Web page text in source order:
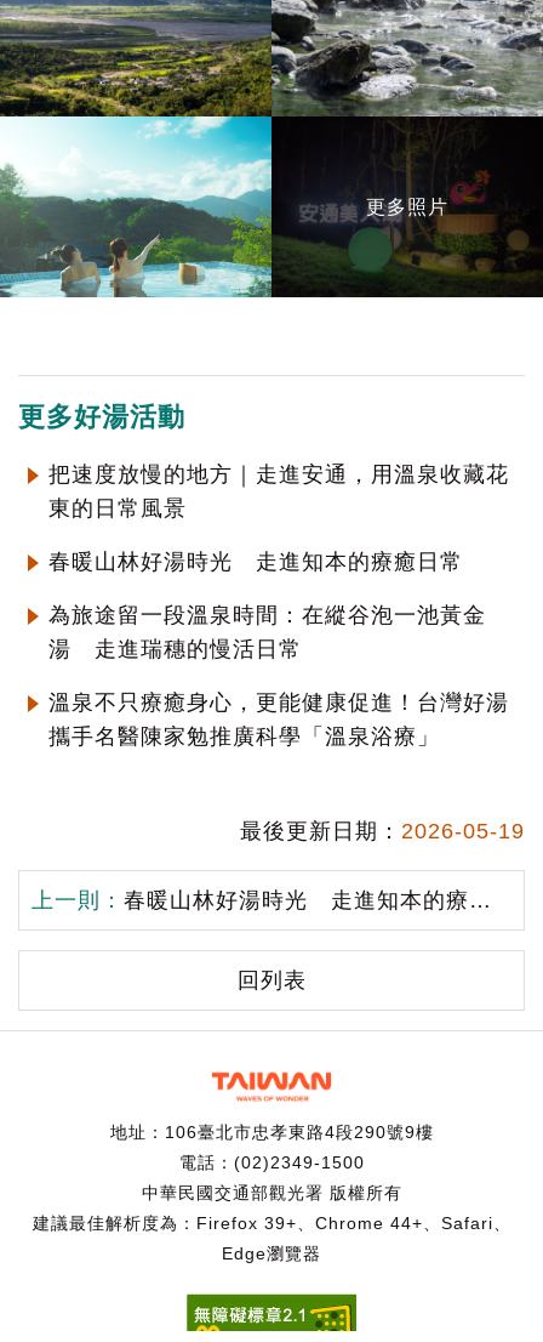
更多照片
更多好湯活動
把速度放慢的地方｜走進安通，用溫泉收藏花
東的日常風景
春暖山林好湯時光 走進知本的療癒日常
為旅途留一段溫泉時間：在縱谷泡一池黃金
湯 走進瑞穗的慢活日常
溫泉不只療癒身心，更能健康促進！台灣好湯
攜手名醫陳家勉推廣科學「溫泉浴療」
最後更新日期： 2026-05-19
上一則： 春暖山林好湯時光 走進知本的療癒日常
回列表
地址：106臺北市忠孝東路4段290號9樓
電話：(02)2349-1500
中華民國交通部觀光署 版權所有
建議最佳解析度為：Firefox 39+、Chrome 44+、Safari、
Edge瀏覽器